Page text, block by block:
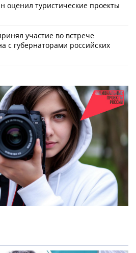
оценил туристические проекты
участие во встрече
с губернаторами российских